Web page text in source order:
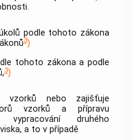
podle tohoto zákona
3)
tohoto zákona a podle
3)
vzorků nebo zajišťuje
vzorků a přípravu
druhého
a to v případě